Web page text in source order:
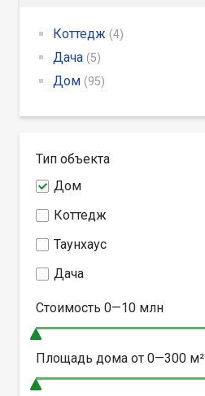
Коттедж (4)
Дача (5)
Дом (95)
Тип объекта
Дом
Коттедж
Таунхаус
Дача
Стоимость 0—10млн
Площадь дома от 0—300м²